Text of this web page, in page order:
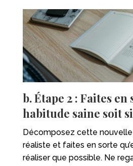
b. Étape 2 : Faites
habitude saine soit
Décomposez cette
réaliste et faites en sorte
réaliser que possible. Ne